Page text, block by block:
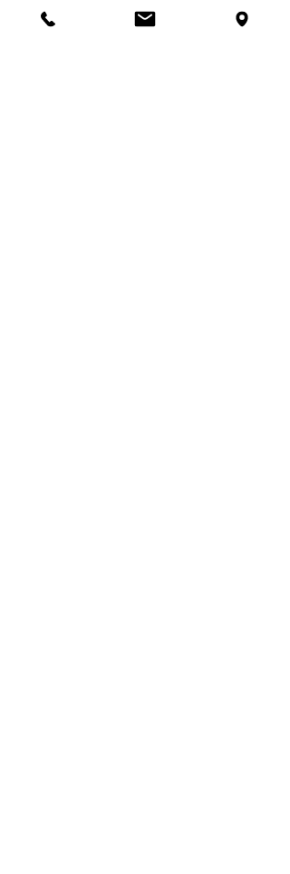
Körper-und Bewegungstraining